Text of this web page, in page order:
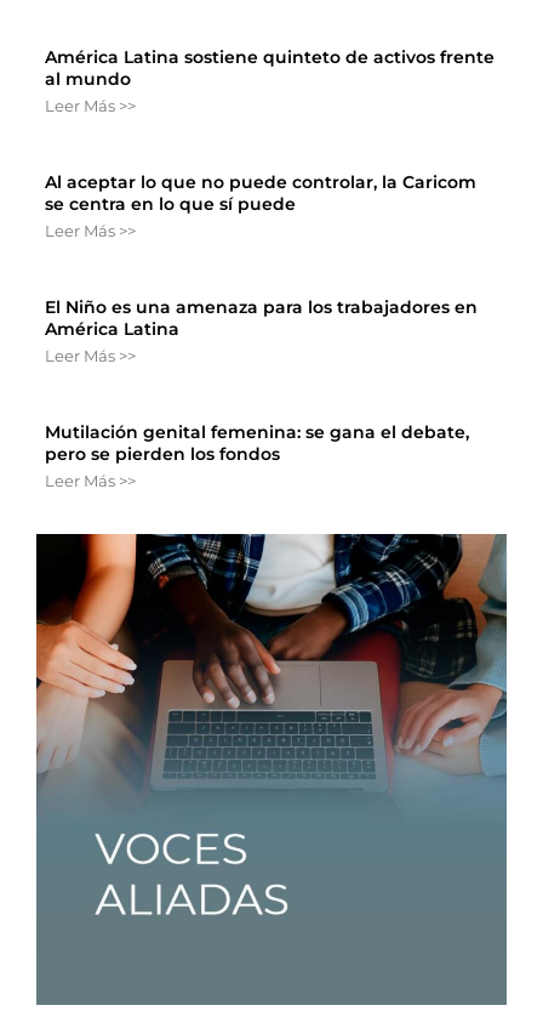
América Latina sostiene quinteto de activos frente
al mundo
Leer Más >>
Al aceptar lo que no puede controlar, la Caricom
se centra en lo que sí puede
Leer Más >>
El Niño es una amenaza para los trabajadores en
América Latina
Leer Más >>
Mutilación genital femenina: se gana el debate,
pero se pierden los fondos
Leer Más >>